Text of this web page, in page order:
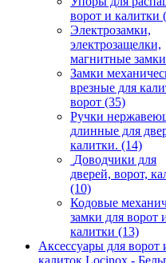
ворот и калитки
Электрозамки,
электрозащелки,
магнитные замки
Замки
врезные для
ворот (35)
Ручки
длинные для
калитки. (14)
Доводчики для
дверей, ворот,
(10)
Кодовые
замки для ворот
калитки (13)
Аксессуары для ворот
калиток Locinox -